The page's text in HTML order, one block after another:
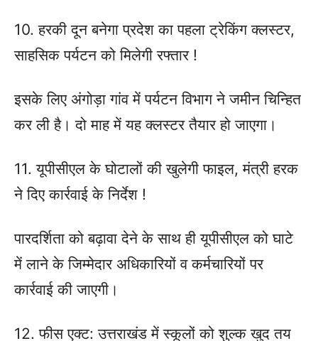
10. हरकी दून बनेगा प्रदेश का पहला ट्रेकिंग क्लस्टर,
साहसिक पर्यटन को मिलेगी रफ्तार !
इसके लिए अंगोड़ा गांव में पर्यटन विभाग ने जमीन चिन्हित
कर ली है। दो माह में यह क्लस्टर तैयार हो जाएगा।
11. यूपीसीएल के घोटालों की खुलेगी फाइल, मंत्री हरक
ने दिए कार्रवाई के निर्देश !
पारदर्शिता को बढ़ावा देने के साथ ही यूपीसीएल को घाटे
में लाने के जिम्मेदार अधिकारियों व कर्मचारियों पर
कार्रवाई की जाएगी।
12. फीस एक्ट: उत्तराखंड में स्कूलों को शुल्क खुद तय